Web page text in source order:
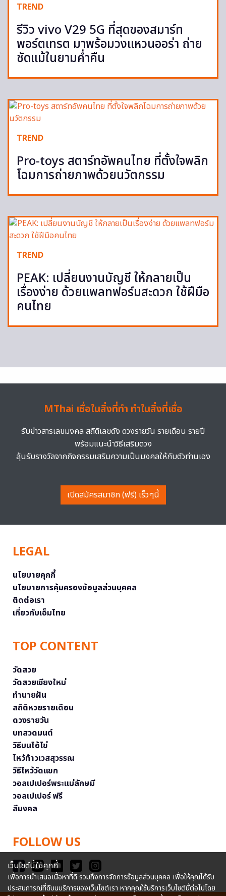
TREND
รีวิว vivo V29 5G ที่สุดของสมาร์ท
พอร์ตเทรต มาพร้อมวงแหวนออร่า ถ่าย
ชัดแม้ในยามค่ำคืน
TREND
Pro-toys สตาร์ทอัพคนไทย ที่ตั้งใจพลิก
โฉมการถ่ายภาพด้วยนวัตกรรม
TREND
PEAK: เปลี่ยนงานบัญชี ให้กลายเป็น
เรื่องง่าย ด้วยแพลทฟอร์มสะดวก ใช้ฝีมือ
คนไทย
MThai เชื่อในสิ่งที่ทำ ทำในสิ่งที่เชื่อ
รับข่าวสารเลขมงคล สถิติเลขดัง ดวงรายวัน รายเดือน รายปี
พร้อมแนะนำวิธีเสริมดวง
ลุ้นรับรางวัลจากกิจกรรมเสริมความเป็นมงคลให้กับตัวท่านเอง
เปิดสมัครสมาชิก (ฟรี) เร็วๆนี้
LEGAL
นโยบายคุกกี้
นโยบายการคุ้มครองข้อมูลส่วนบุคคล
ติดต่อเรา
เกี่ยวกับเอ็มไทย
TOP CONTENT
วัดสวย
วัดสวยเชียงใหม่
ทำนายฝัน
สถิติหวยรายเดือน
ดวงรายวัน
บทสวดมนต์
วิธีบนไอ้ไข่
ไหว้ท้าวเวสสุวรรณ
วิธีไหว้วัดแขก
วอลเปเปอร์พระแม่ลักษมี
วอลเปเปอร์ ฟรี
สีมงคล
FOLLOW US
เว็บไซต์นี้ใช้คุกกี้
เพื่อการนำเสนอเนื้อหาที่ดี รวมถึงการจัดการข้อมูลส่วนบุคคล เพื่อให้คุณได้รับ
ประสบการณ์ที่ดีบนบริการของเว็บไซต์เรา หากคุณใช้บริการเว็บไซต์นี้ต่อไปโดย